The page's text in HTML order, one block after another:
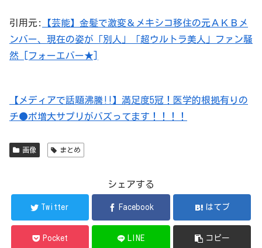
引用元:
【芸能】金髪で激変＆メキシコ移住の元ＡＫＢメ
ンバー、現在の姿が「別人」「超ウルトラ美人」ファン騒
然 [フォーエバー★]
【メディアで話題沸騰!!】満足度5冠！医学的根拠有りの
チ●ポ増大サプリがバズってます！！！！
画像 まとめ
シェアする
Twitter Facebook はてブ
Pocket LINE コピー